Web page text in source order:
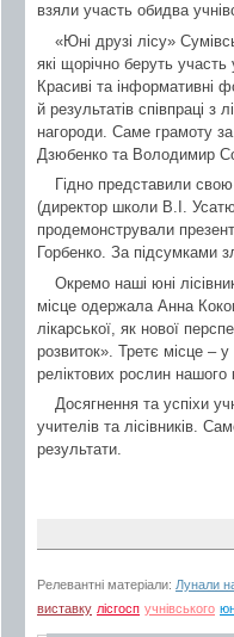
взяли участь обидва
«Юні друзі лісу»
які щорічно беруть
Красиві та інформативні
й результатів співпраці з
нагороди. Саме грамоту
Дзюбенко та Володимир
Гідно представили
(директор школи В.І.
продемонстрували
Горбенко. За підсумками
Окремо наші юні
місце одержала Анна
лікарської, як нової
розвиток». Третє місце –
реліктових рослин
Досягнення та успіхи
учителів та лісівників.
результати.
Релевантні матеріали: Лунали
виставку лісгосп учнівського